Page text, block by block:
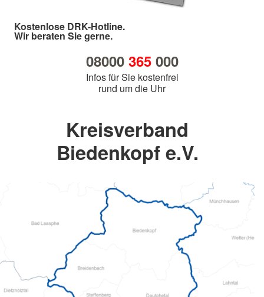
Kostenlose DRK-Hotline.
Wir beraten Sie gerne.
08000 365000
Infos für Sie kostenfrei
rund um die Uhr
Kreisverband
Biedenkopf e.V.